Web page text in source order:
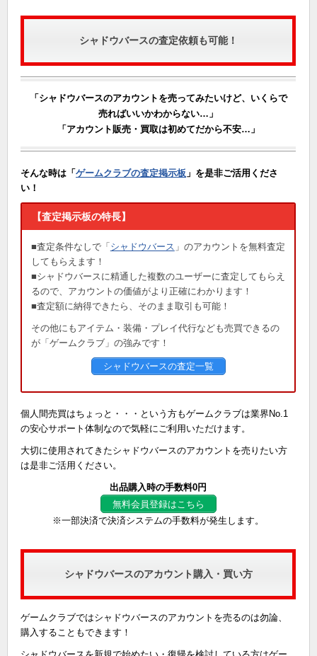
シャドウバースの査定依頼も可能！
「シャドウバースのアカウントを売ってみたいけど、いくらで
売ればいいかわからない…」
「アカウント販売・買取は初めてだから不安…」
そんな時は「 ゲームクラブの査定掲示板 」を是非ご活用くださ
い！
【査定掲示板の特長】
■査定条件なしで「 シャドウバース 」のアカウントを無料査定
してもらえます！
■シャドウバースに精通した複数のユーザーに査定してもらえ
るので、アカウントの価値がより正確にわかります！
■査定額に納得できたら、そのまま取引も可能！
その他にもアイテム・装備・プレイ代行なども売買できるの
が「ゲームクラブ」の強みです！
シャドウバースの査定一覧
個人間売買はちょっと・・・という方もゲームクラブは業界No.1
の安心サポート体制なので気軽にご利用いただけます。
大切に使用されてきたシャドウバースのアカウントを売りたい方
は是非ご活用ください。
出品購入時の手数料0円
無料会員登録はこちら
※一部決済で決済システムの手数料が発生します。
シャドウバースのアカウント購入・買い方
ゲームクラブではシャドウバースのアカウントを売るのは勿論、
購入することもできます！